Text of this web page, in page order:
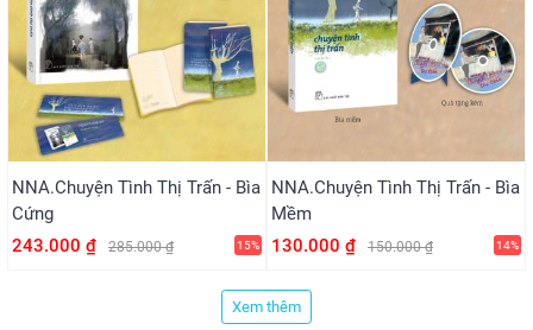
NNA.Chuyện Tình Thị Trấn - Bìa
Cứng
243.000 ₫
285.000 ₫ 15%
NNA.Chuyện Tình Thị Trấn - Bìa
Mềm
130.000 ₫
150.000 ₫ 14%
Xem thêm